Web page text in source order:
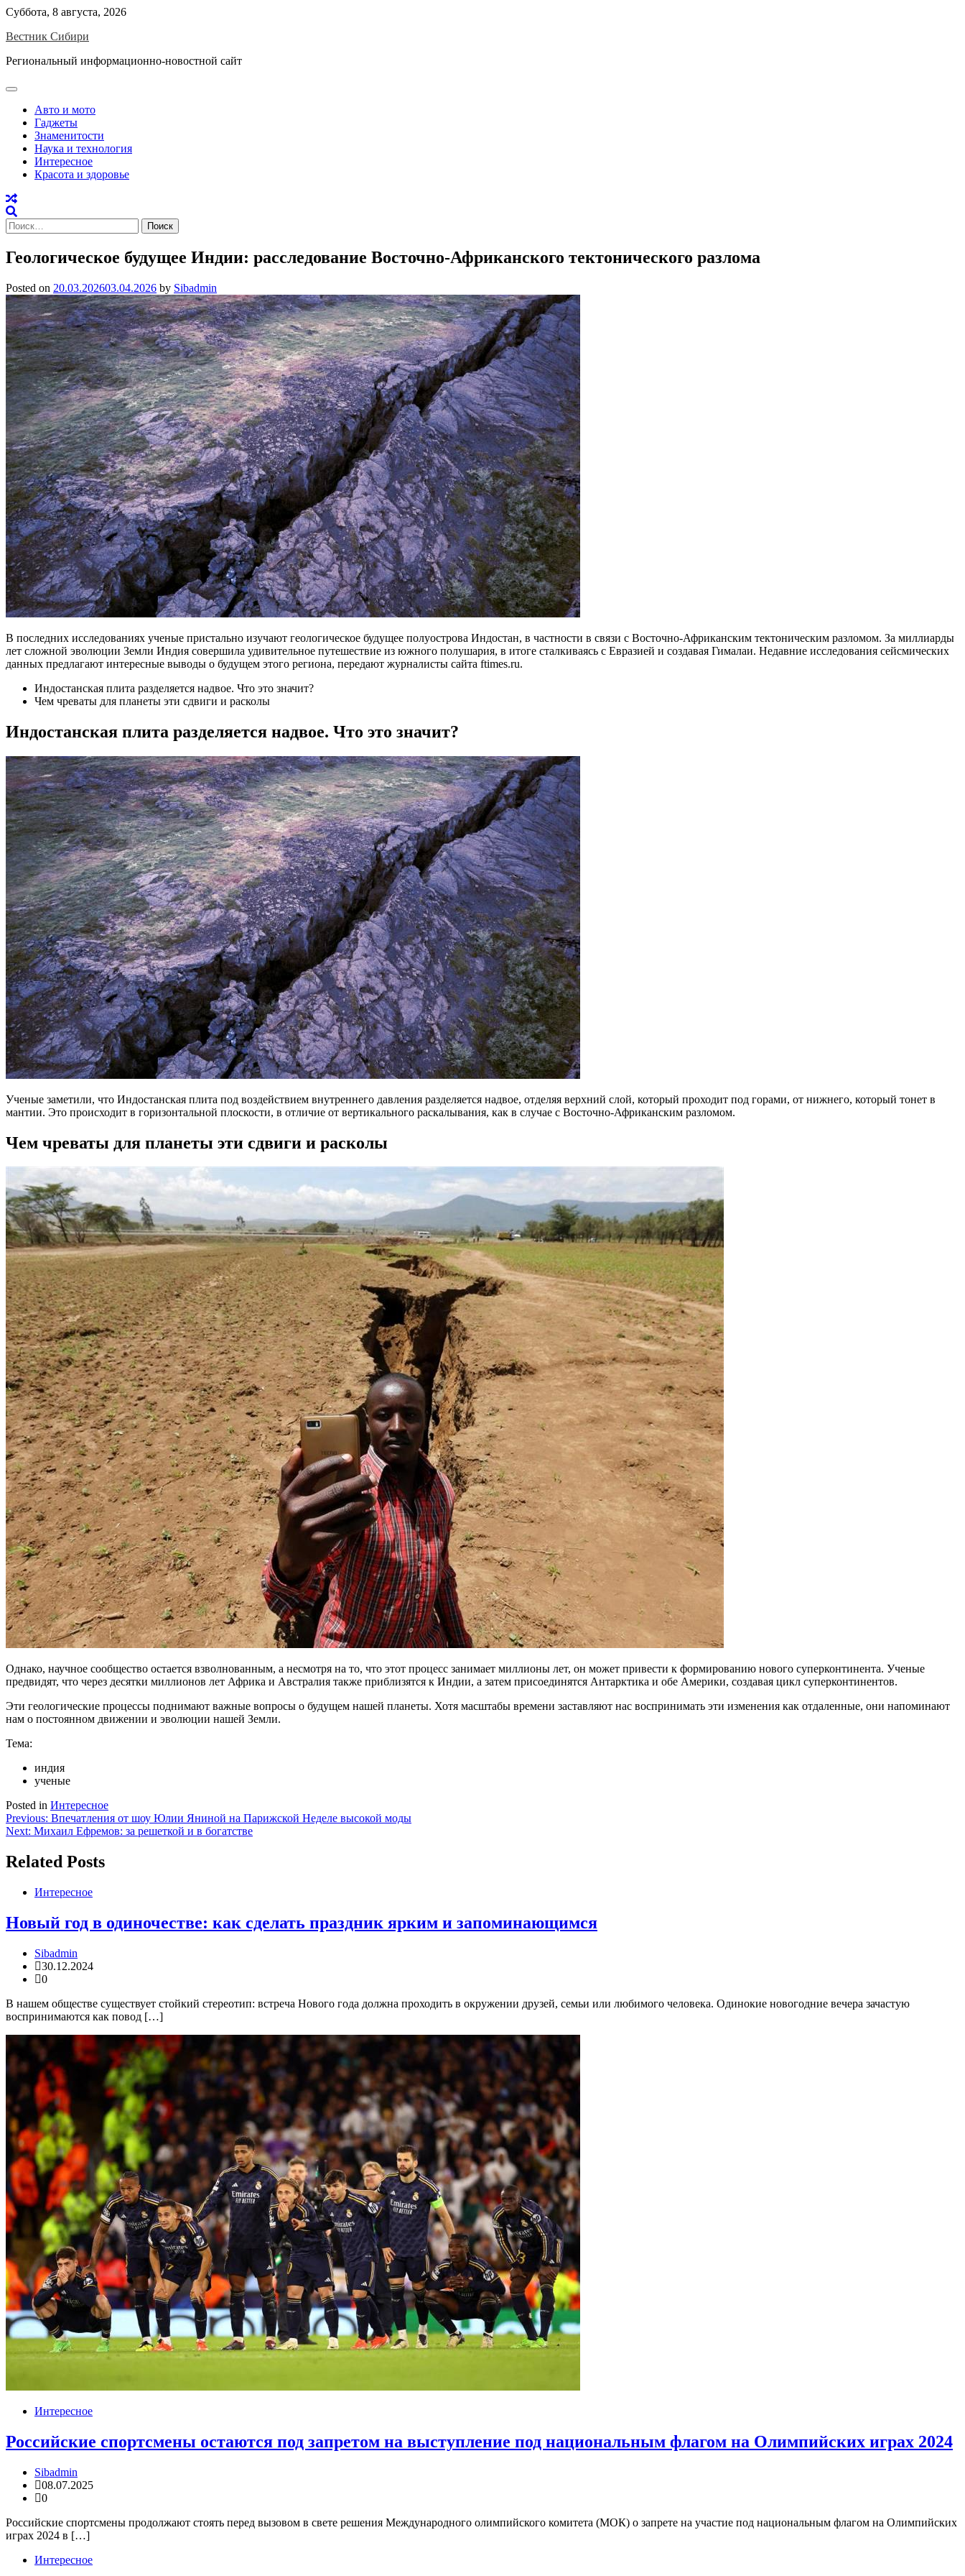
Skip
content
Суббота, 8 августа, 2026
Вестник Сибири
Региональный информационно-новостной сайт
Авто и мото
Гаджеты
Знаменитости
Наука и технология
Интересное
Красота и здоровье
Найти:
Геологическое будущее Индии: расследование Восточно-Африканского тектонического разлома
Posted on 20.03.202603.04.2026 by Sibadmin
В последних исследованиях ученые пристально изучают геологическое будущее полуострова Индостан, в частности в связи с Восточно-Африканским тектоническим разломом. За миллиарды
лет сложной эволюции Земли Индия совершила удивительное путешествие из южного полушария, в итоге сталкиваясь с Евразией и создавая Гималаи. Недавние исследования сейсмических
данных предлагают интересные выводы о будущем этого региона, передают журналисты сайта ftimes.ru.
Индостанская плита разделяется надвое. Что это значит?
Чем чреваты для планеты эти сдвиги и расколы
Индостанская плита разделяется надвое. Что это значит?
Ученые заметили, что Индостанская плита под воздействием внутреннего давления разделяется надвое, отделяя верхний слой, который проходит под горами, от нижнего, который тонет в
мантии. Это происходит в горизонтальной плоскости, в отличие от вертикального раскалывания, как в случае с Восточно-Африканским разломом.
Чем чреваты для планеты эти сдвиги и расколы
Однако, научное сообщество остается взволнованным, а несмотря на то, что этот процесс занимает миллионы лет, он может привести к формированию нового суперконтинента. Ученые
предвидят, что через десятки миллионов лет Африка и Австралия также приблизятся к Индии, а затем присоединятся Антарктика и обе Америки, создавая цикл суперконтинентов.
Эти геологические процессы поднимают важные вопросы о будущем нашей планеты. Хотя масштабы времени заставляют нас воспринимать эти изменения как отдаленные, они напоминают
нам о постоянном движении и эволюции нашей Земли.
Тема:
индия
ученые
Posted in Интересное
Навигация
по
записям
Previous: Впечатления от шоу Юлии Яниной на Парижской Неделе высокой моды
Next: Михаил Ефремов: за решеткой и в богатстве
Related Posts
Интересное
Новый год в одиночестве: как сделать праздник ярким и запоминающимся
Sibadmin
30.12.2024
0
В нашем обществе существует стойкий стереотип: встреча Нового года должна проходить в окружении друзей, семьи или любимого человека. Одинокие новогодние вечера зачастую
воспринимаются как повод […]
Интересное
Российские спортсмены остаются под запретом на выступление под национальным флагом на Олимпийских играх 2024
Sibadmin
08.07.2025
0
Российские спортсмены продолжают стоять перед вызовом в свете решения Международного олимпийского комитета (МОК) о запрете на участие под национальным флагом на Олимпийских
играх 2024 в […]
Интересное